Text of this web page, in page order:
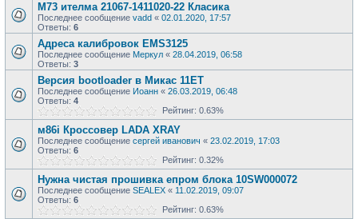
М73 ителма 21067-1411020-22 Класика
Последнее сообщение vadd « 02.01.2020, 17:57
Ответы: 6
Адреса калибровок EMS3125
Последнее сообщение Меркул « 28.04.2019, 06:58
Ответы: 3
Версия bootloader в Микас 11ЕТ
Последнее сообщение Иоанн « 26.03.2019, 06:48
Ответы: 4
Рейтинг: 0.63%
м86i Кроссовер LADA XRAY
Последнее сообщение сергей иванович « 23.02.2019, 17:03
Ответы: 6
Рейтинг: 0.32%
Нужна чистая прошивка епром блока 10SW000072
Последнее сообщение SEALEX « 11.02.2019, 09:07
Ответы: 6
Рейтинг: 0.63%